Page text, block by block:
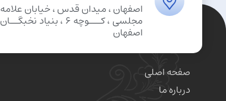
اصفهان ، میدان قدس ، خیابان علامه
مجلسی ، کـــوچه 6 ، بنیاد نخبگــان
اصفهان
صفحه اصلی
درباره ما